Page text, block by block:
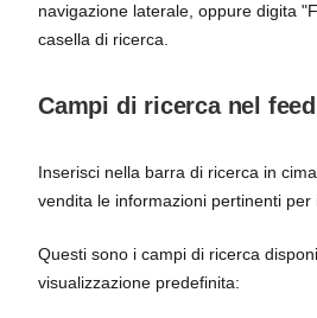
navigazione laterale, oppure digita
casella di ricerca.
Campi di ricerca nel
Inserisci nella barra di ricerca in
vendita le informazioni pertinenti per
Questi sono i campi di ricerca
visualizzazione predefinita: